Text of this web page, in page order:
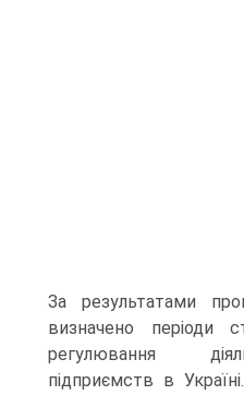
За результатами
визначено періоди
регулювання
підприємств в